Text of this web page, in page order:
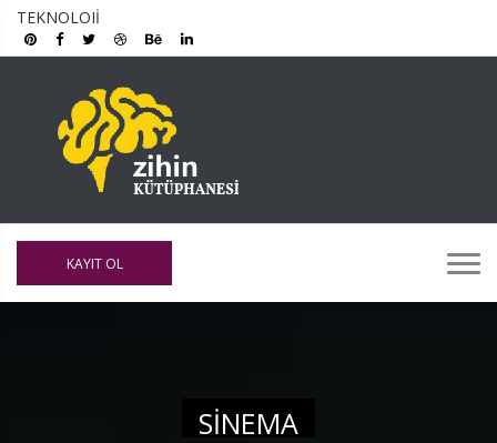
TEKNOLOJI
KAYIT OL
SINEMA